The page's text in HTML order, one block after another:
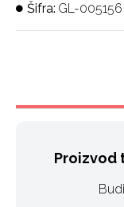
Šifra: GL-005156
Proizvod